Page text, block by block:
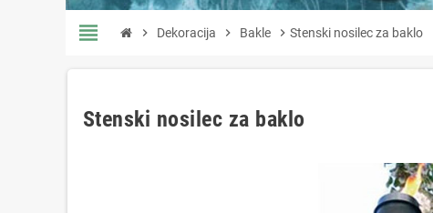
view_headline chevron_right Dekoracija chevron_right Bakle chevron_right Stenski nosilec za baklo
Stenski nosilec za baklo